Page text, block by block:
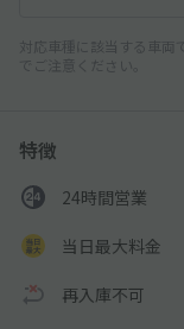
対応車種に該当する車両
でご注意ください。
特徴
24時間営業
当日最大料金
再入庫不可